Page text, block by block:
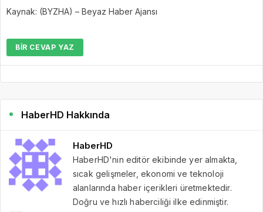
Kaynak: (BYZHA) – Beyaz Haber Ajansı
BIR CEVAP YAZ
HaberHD Hakkında
HaberHD
HaberHD'nin editör ekibinde yer almakta,
sıcak gelişmeler, ekonomi ve teknoloji
alanlarında haber içerikleri üretmektedir.
Doğru ve hızlı haberciliği ilke edinmiştir.